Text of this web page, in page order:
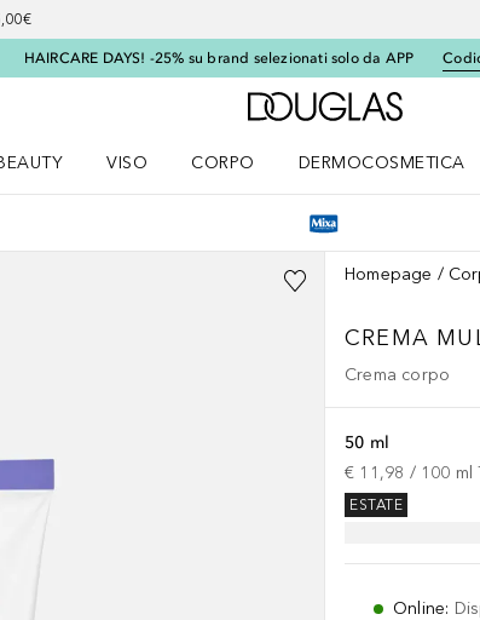
HAIRCARE DAYS! -25% su brand selezionati solo da APP
A
VISO
CORPO
DERMOCOSMETICA
Homepage
CREMA
Crema corpo
50 ml
€ 11,98 / 100 ml
ESTATE
Online: